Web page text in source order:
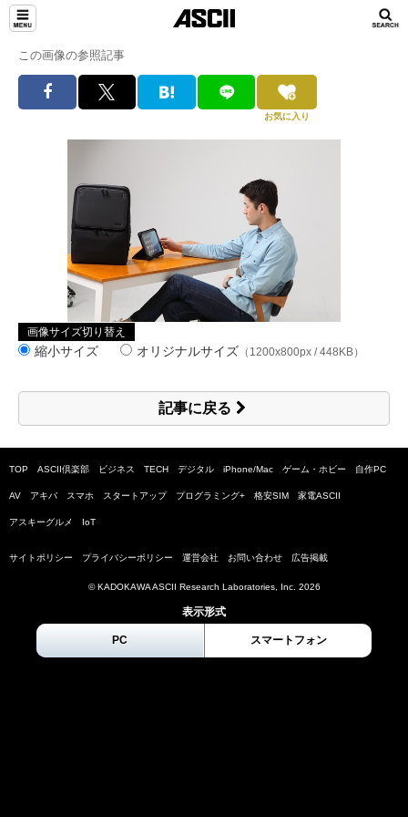
この画像の参照記事
お気に入り
画像サイズ切り替え
縮小サイズ オリジナルサイズ （1200x800px / 448KB）
記事に戻る
TOP ASCII倶楽部 ビジネス TECH デジタル iPhone/Mac ゲーム・ホビー 自作PC
AV アキバ スマホ スタートアップ プログラミング+ 格安SIM 家電ASCII
アスキーグルメ IoT
サイトポリシー プライバシーポリシー 運営会社 お問い合わせ 広告掲載
© KADOKAWA ASCII Research Laboratories, Inc. 2026
表示形式
PC スマートフォン